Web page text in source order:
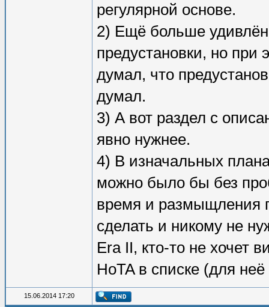
регулярной основе.
2) Ещё больше
предустановки, но
думал, что
думал.
3) А вот раздел с
явно нужнее.
4) В изначальных
можно было бы без
время и размыщления
сделать и никому не
Era II, кто-то не хочет
HoTA в списке (для
15.06.2014 17:20